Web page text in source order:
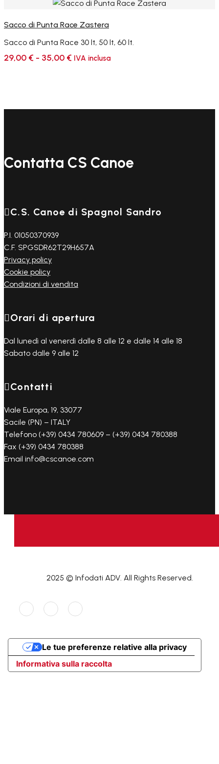
Sacco di Punta Race Zastera
Sacco di Punta Race 30 lt, 50 lt, 60 lt.
29,00 € - 35,00 € Fascia
35,00 €
IVA inclusa
Contatta CS Canoe
C.S. Canoe di Spagnol Sandro
P.I. 01050370939
C.F. SPGSDR62T29H657A
Privacy policy
Cookie policy
Condizioni di vendita
Orari di apertura
Dal lunedì al venerdì dalle 8 alle 12 e dalle 14 alle 18
Sabato dalle 9 alle 12
Contatti
Viale Europa, 19, 33077
Sacile (PN) – ITALY
Telefono (+39) 0434 780609 – (+39) 0434 780388
Fax (+39) 0434 780388
Email info@cscanoe.com
2025 © Infodati ADV. All Rights Reserved.
Informativa sulla raccolta
Le tue preferenze relative alla privacy